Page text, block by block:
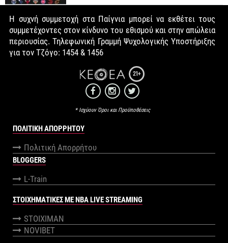
Η συχνή συμμετοχή στα Παίγνια μπορεί να εκθέτει τους
συμμετέχοντες στον κίνδυνο του εθισμού και στην απώλεια
περιουσίας. Τηλεφωνική Γραμμή Ψυχολογικής Υποστήριξης
για τον Τζόγο: 1454 & 1456
21+
* Ισχύουν Όροι και Προϋποθέσεις
ΠΟΛΙΤΙΚΉ ΑΠΟΡΡΉΤΟΥ
Πολιτική Απορρήτου
BLOGGERS
L-Train
ΣΤΟΙΧΗΜΑΤΙΚΕΣ ΜΕ NBA LIVE STREAMING
STOIXIMAN
NOVIBET